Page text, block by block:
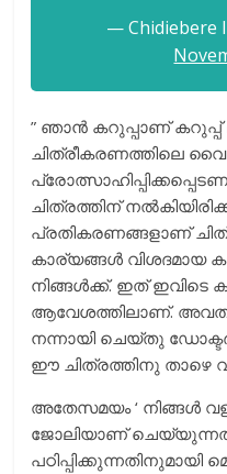
— Chidiebere
” ഞാൻ കറുപ്പാണ്
ചിത്രീകരണത്തിലെ
ചിത്രത്തിന്
പ്രതികരണങ്ങളാണ്
കാര്യങ്ങൾ വിശദമായ
നിങ്ങൾക്ക്. ഇത്
ആവേശത്തിലാണ്.
നന്നായി ചെയ്തു ഡോക്ടർ
ഈ ചിത്രത്തിനു താഴെ
അതേസമയം ‘ നിങ്ങൾ
ജോലിയാണ്